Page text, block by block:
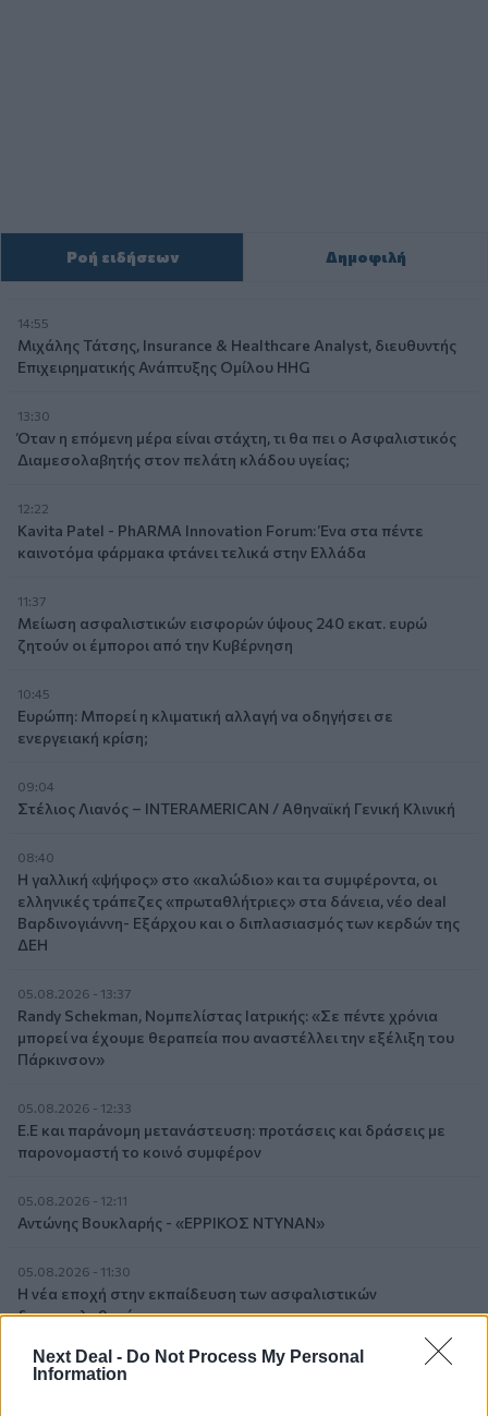
Next Deal - Do Not Process My Personal
Information
Ροή ειδήσεων Δημοφιλή
14:55
Μιχάλης Τάτσης, Insurance & Healthcare Analyst, διευθυντής
Επιχειρηματικής Ανάπτυξης Ομίλου HHG
13:30
Όταν η επόμενη μέρα είναι στάχτη, τι θα πει ο Ασφαλιστικός
Διαμεσολαβητής στον πελάτη κλάδου υγείας;
12:22
Kavita Patel - PhARMA Innovation Forum: Ένα στα πέντε
καινοτόμα φάρμακα φτάνει τελικά στην Ελλάδα
11:37
Μείωση ασφαλιστικών εισφορών ύψους 240 εκατ. ευρώ
ζητούν οι έμποροι από την Κυβέρνηση
10:45
Ευρώπη: Μπορεί η κλιματική αλλαγή να οδηγήσει σε
ενεργειακή κρίση;
09:04
Στέλιος Λιανός – INTERAMERICAN / Αθηναϊκή Γενική Κλινική
08:40
Η γαλλική «ψήφος» στο «καλώδιο» και τα συμφέροντα, οι
ελληνικές τράπεζες «πρωταθλήτριες» στα δάνεια, νέο deal
Βαρδινογιάννη- Εξάρχου και ο διπλασιασμός των κερδών της
ΔΕΗ
05.08.2026 - 13:37
Randy Schekman, Νομπελίστας Ιατρικής: «Σε πέντε χρόνια
μπορεί να έχουμε θεραπεία που αναστέλλει την εξέλιξη του
Πάρκινσον»
05.08.2026 - 12:33
Ε.Ε και παράνομη μετανάστευση: προτάσεις και δράσεις με
παρονομαστή το κοινό συμφέρον
05.08.2026 - 12:11
Αντώνης Βουκλαρής - «ΕΡΡΙΚΟΣ ΝΤΥΝΑΝ»
05.08.2026 - 11:30
Η νέα εποχή στην εκπαίδευση των ασφαλιστικών
διαμεσολαβητών
05.08.2026 - 10:50
Ξεκινούν οι αιτήσεις στο vouchers.gov.gr για το Πρόγραμμα